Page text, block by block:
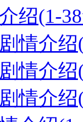
绍(1-
情介
情介
情介